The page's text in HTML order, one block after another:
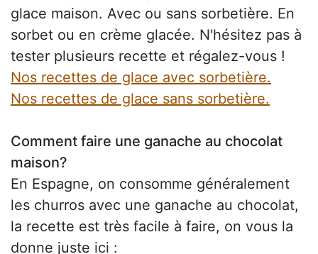
glace maison. Avec ou sans sorbetière. En
sorbet ou en crème glacée. N'hésitez pas à
tester plusieurs recette et régalez-vous !
Nos recettes de glace avec sorbetière.
Nos recettes de glace sans sorbetière.
Comment faire une ganache au chocolat
maison?
En Espagne, on consomme généralement
les churros avec une ganache au chocolat,
la recette est très facile à faire, on vous la
donne juste ici :